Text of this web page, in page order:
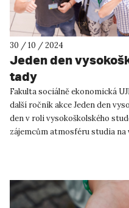
30 / 10 / 2024
Jeden den
tady
Fakulta sociálně ekonomická
další ročník akce Jeden den
den v roli vysokoškolského
zájemcům atmosféru studia na